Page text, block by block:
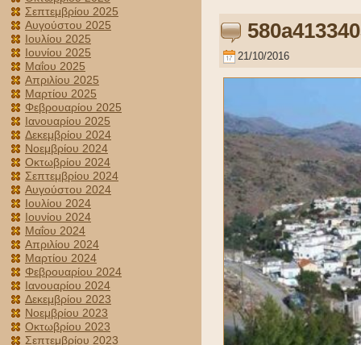
Σεπτεμβρίου 2025
Αυγούστου 2025
Ιουλίου 2025
Ιουνίου 2025
Μαΐου 2025
Απριλίου 2025
Μαρτίου 2025
Φεβρουαρίου 2025
Ιανουαρίου 2025
Δεκεμβρίου 2024
Νοεμβρίου 2024
Οκτωβρίου 2024
Σεπτεμβρίου 2024
Αυγούστου 2024
Ιουλίου 2024
Ιουνίου 2024
Μαΐου 2024
Απριλίου 2024
Μαρτίου 2024
Φεβρουαρίου 2024
Ιανουαρίου 2024
Δεκεμβρίου 2023
Νοεμβρίου 2023
Οκτωβρίου 2023
Σεπτεμβρίου 2023
21/10/2016